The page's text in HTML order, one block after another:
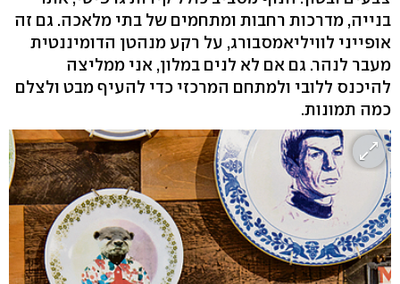
בנייה, מדרכות רחבות ומתחמים של בתי מלאכה. גם זה
אופייני לוויליאמסבורג, על רקע מנהטן הדומיננטית
מעבר לנהר. גם אם לא לנים במלון, אני ממליצה
להיכנס ללובי ולמתחם המרכזי כדי להעיף מבט ולצלם
כמה תמונות.